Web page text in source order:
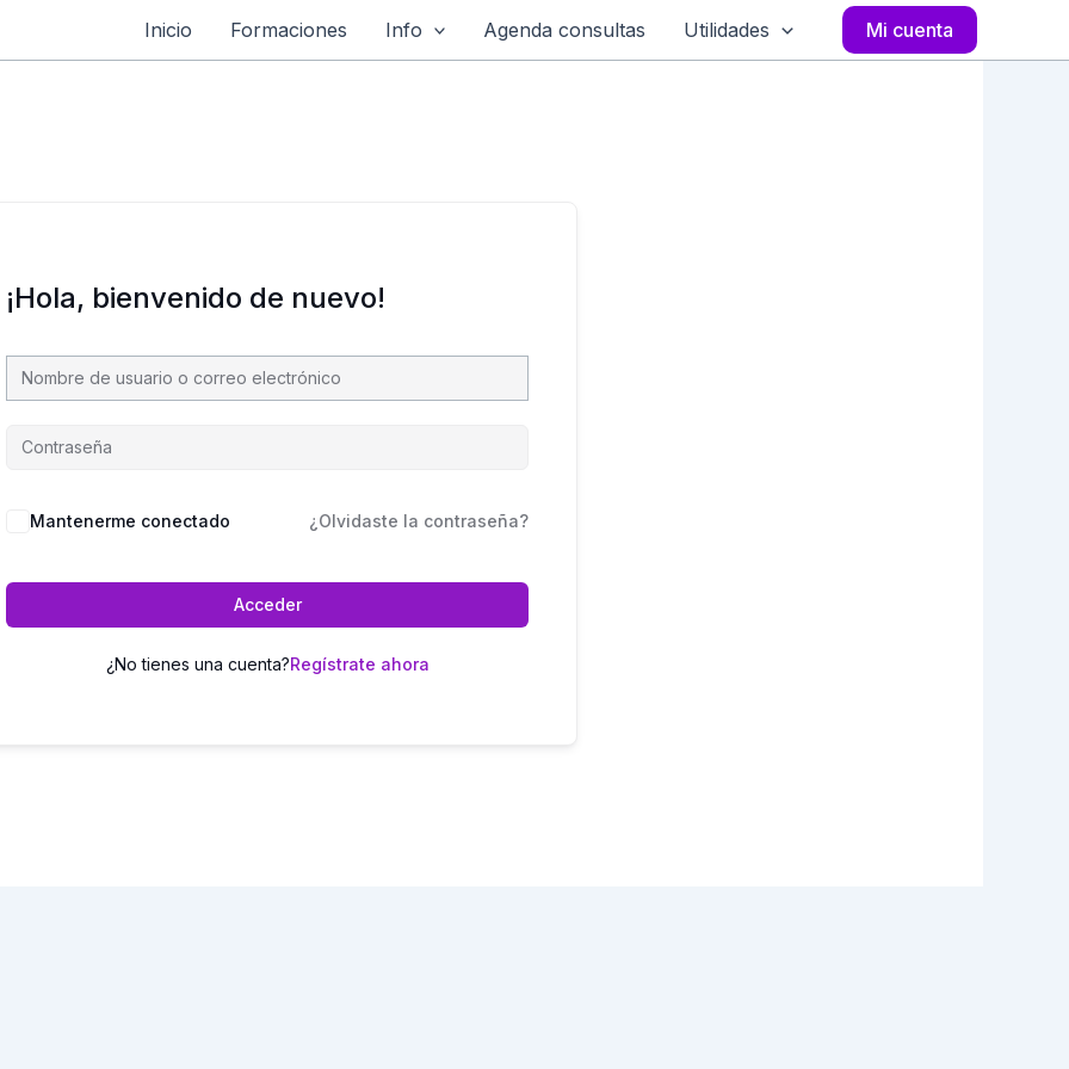
Inicio Formaciones Info Agenda consultas Utilidades Mi cuenta
¡Hola, bienvenido de nuevo!
Mantenerme conectado ¿Olvidaste la contraseña?
Acceder
¿No tienes una cuenta?Regístrate ahora